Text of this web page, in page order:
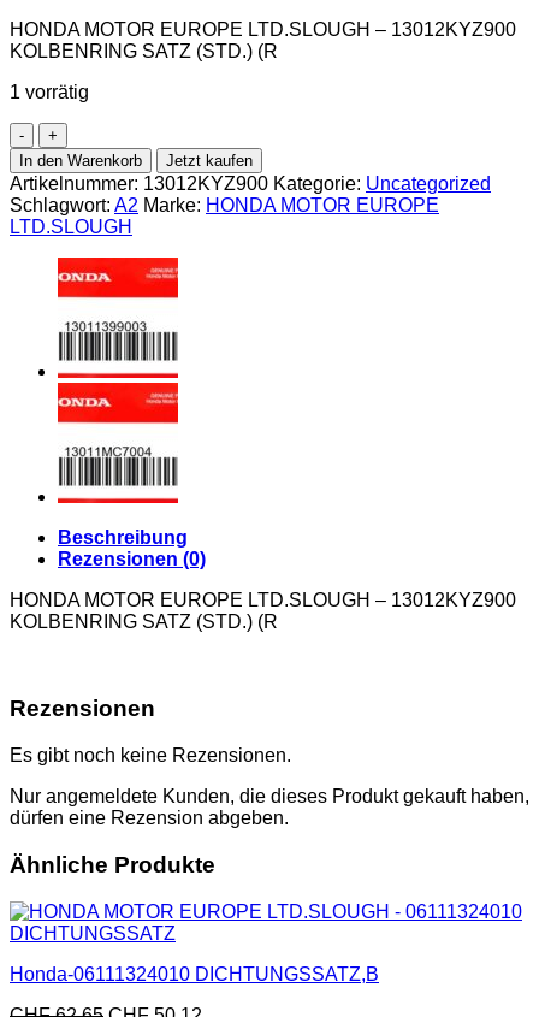
HONDA MOTOR EUROPE LTD.SLOUGH – 13012KYZ900
KOLBENRING SATZ (STD.) (R
1 vorrätig
Honda-
13012KYZ900
KOLBENRING
SATZ
(STD.)
(R
Menge
In den Warenkorb Jetzt kaufen
Artikelnummer: 13012KYZ900 Kategorie: Uncategorized
Schlagwort: A2 Marke: HONDA MOTOR EUROPE
LTD.SLOUGH
Beschreibung
Rezensionen (0)
HONDA MOTOR EUROPE LTD.SLOUGH – 13012KYZ900
KOLBENRING SATZ (STD.) (R
Rezensionen
Es gibt noch keine Rezensionen.
Nur angemeldete Kunden, die dieses Produkt gekauft haben,
dürfen eine Rezension abgeben.
Ähnliche Produkte
Honda-06111324010 DICHTUNGSSATZ,B